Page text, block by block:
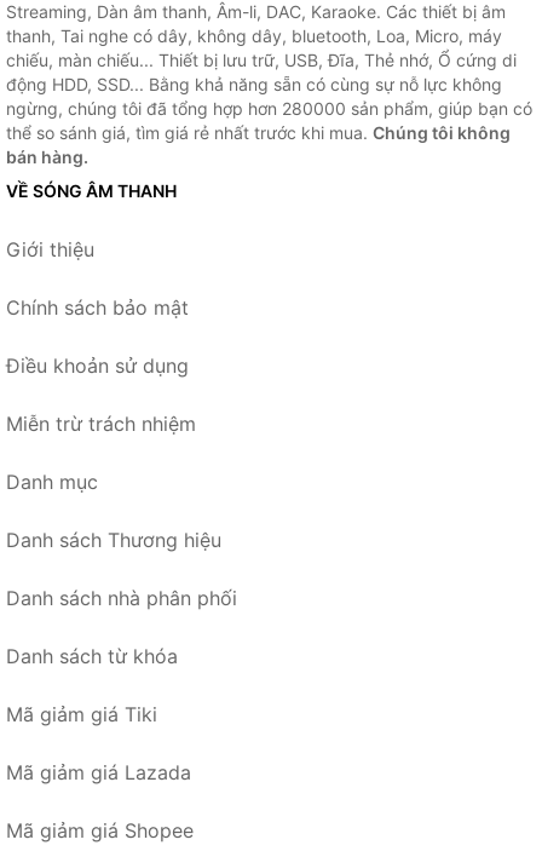
Streaming, Dàn âm thanh, Âm-li, DAC, Karaoke. Các thiết bị âm
thanh, Tai nghe có dây, không dây, bluetooth, Loa, Micro, máy
chiếu, màn chiếu... Thiết bị lưu trữ, USB, Đĩa, Thẻ nhớ, Ổ cứng di
động HDD, SSD... Bằng khả năng sẵn có cùng sự nỗ lực không
ngừng, chúng tôi đã tổng hợp hơn 280000 sản phẩm, giúp bạn có
thể so sánh giá, tìm giá rẻ nhất trước khi mua. Chúng tôi không
bán hàng.
VỀ SÓNG ÂM THANH
Giới thiệu
Chính sách bảo mật
Điều khoản sử dụng
Miễn trừ trách nhiệm
Danh mục
Danh sách Thương hiệu
Danh sách nhà phân phối
Danh sách từ khóa
Mã giảm giá Tiki
Mã giảm giá Lazada
Mã giảm giá Shopee